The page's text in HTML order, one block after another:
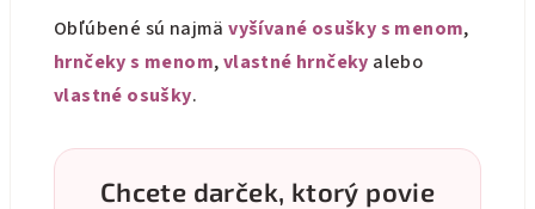
Obľúbené sú najmävyšívané osušky s menom,
hrnčeky s menom,vlastné hrnčeky alebo
vlastné osušky.
Chcete darček, ktorý povie